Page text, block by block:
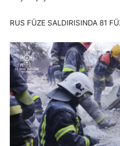
RUS FÜZE SALDIRISINDA 81